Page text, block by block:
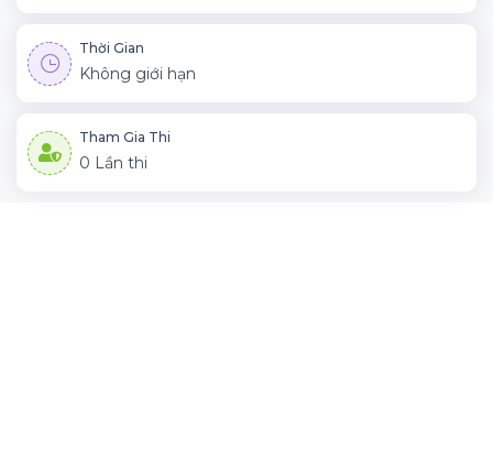
Thời Gian
Không giới hạn
Tham Gia Thi
0 Lần thi